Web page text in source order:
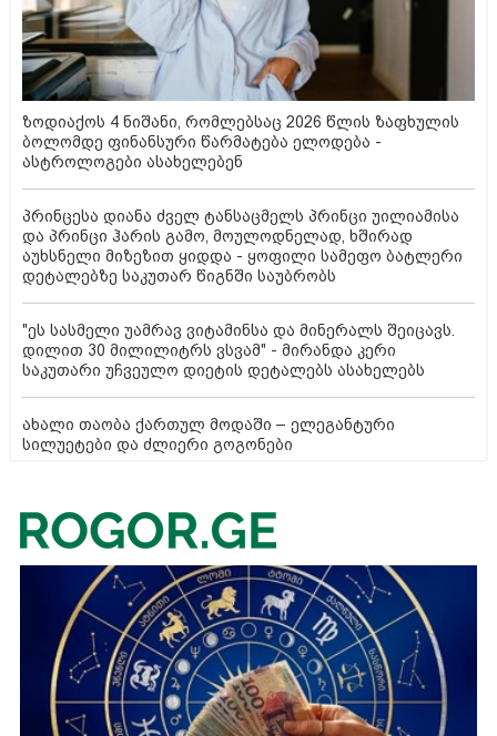
ზოდიაქოს 4 ნიშანი, რომლებსაც 2026 წლის ზაფხულის
ბოლომდე ფინანსური წარმატება ელოდება -
ასტროლოგები ასახელებენ
პრინცესა დიანა ძველ ტანსაცმელს პრინცი უილიამისა
და პრინცი ჰარის გამო, მოულოდნელად, ხშირად
აუხსნელი მიზეზით ყიდდა - ყოფილი სამეფო ბატლერი
დეტალებზე საკუთარ წიგნში საუბრობს
"ეს სასმელი უამრავ ვიტამინსა და მინერალს შეიცავს.
დილით 30 მილილიტრს ვსვამ" - მირანდა კერი
საკუთარი უჩვეულო დიეტის დეტალებს ასახელებს
ახალი თაობა ქართულ მოდაში – ელეგანტური
სილუეტები და ძლიერი გოგონები